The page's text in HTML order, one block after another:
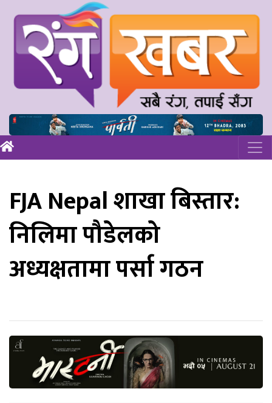
FJA Nepal शाखा बिस्तार:
निलिमा पौडेलको
अध्यक्षतामा पर्सा गठन